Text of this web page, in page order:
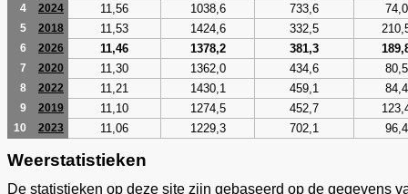
4 2024 11,56 1038,6 733,6 74,0
5 2018 11,53 1424,6 332,5
6 2026 11,46 1378,2 381,3
7 2020 11,30 1362,0 434,6 80,5
8 2022 11,21 1430,1 459,1 84,4
9 2019 11,10 1274,5 452,7
10 2023 11,06 1229,3 702,1 96,4
Weerstatistieken
De statistieken op deze site zijn gebaseerd op de gegevens